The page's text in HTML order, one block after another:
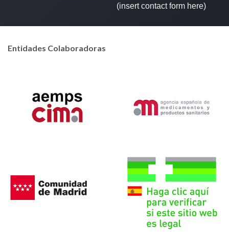
(insert contact form here)
Entidades Colaboradoras